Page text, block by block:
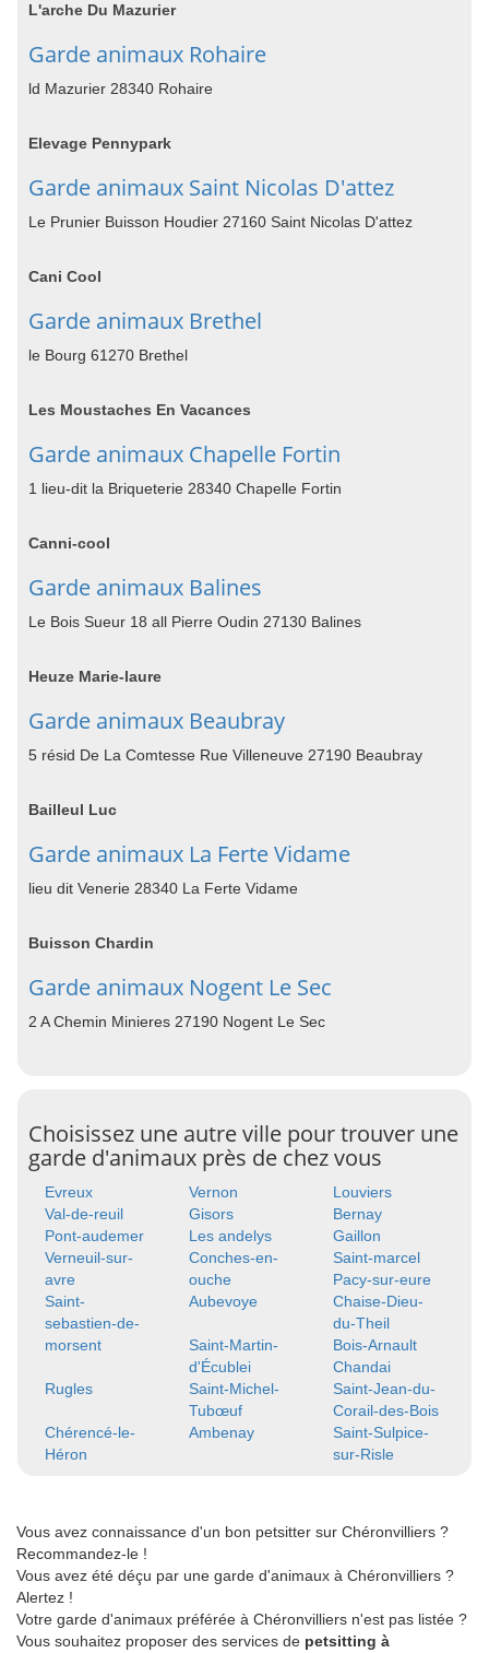
L'arche Du Mazurier
Garde animaux Rohaire
ld Mazurier 28340 Rohaire
Elevage Pennypark
Garde animaux Saint Nicolas D'attez
Le Prunier Buisson Houdier 27160 Saint Nicolas D'attez
Cani Cool
Garde animaux Brethel
le Bourg 61270 Brethel
Les Moustaches En Vacances
Garde animaux Chapelle Fortin
1 lieu-dit la Briqueterie 28340 Chapelle Fortin
Canni-cool
Garde animaux Balines
Le Bois Sueur 18 all Pierre Oudin 27130 Balines
Heuze Marie-laure
Garde animaux Beaubray
5 résid De La Comtesse Rue Villeneuve 27190 Beaubray
Bailleul Luc
Garde animaux La Ferte Vidame
lieu dit Venerie 28340 La Ferte Vidame
Buisson Chardin
Garde animaux Nogent Le Sec
2 A Chemin Minieres 27190 Nogent Le Sec
Choisissez une autre ville pour trouver une
garde d'animaux près de chez vous
Evreux Vernon
Louviers
Val-de-reuil
Gisors
Bernay
Pont-audemer
Les andelys
Gaillon
Verneuil-sur-
avre
Conches-en-
ouche
Saint-marcel
Pacy-sur-eure
Saint-
sebastien-de-
morsent
Aubevoye
Chaise-Dieu-
du-Theil
Saint-Martin-
d'Écublei
Bois-Arnault
Chandai
Rugles
Saint-Michel-
Tubœuf
Saint-Jean-du-
Corail-des-Bois
Chérencé-le-
Héron
Ambenay
Saint-Sulpice-
sur-Risle
Vous avez connaissance d'un bon petsitter sur Chéronvilliers ?
Recommandez-le !
Vous avez été déçu par une garde d'animaux à Chéronvilliers ?
Alertez !
Votre garde d'animaux préférée à Chéronvilliers n'est pas listée ?
Vous souhaitez proposer des services de petsitting à